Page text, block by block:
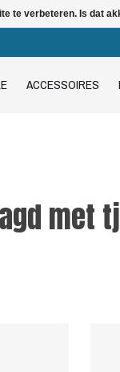
ACCESSOIRES
met
te verbeteren. Is dat